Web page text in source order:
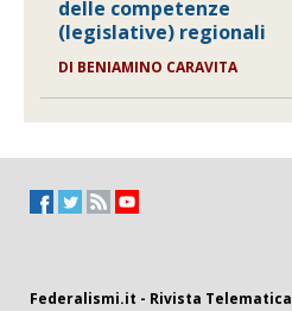
delle competenze
(legislative) regionali
DI BENIAMINO CARAVITA
Federalismi.it - Rivista Telematica